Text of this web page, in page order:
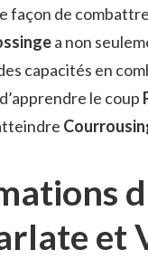
façon de
a non
capacités en
le coup
et